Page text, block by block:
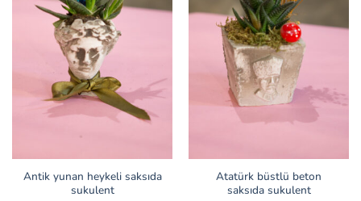
Antik yunan heykeli saksıda
sukulent
Atatürk büstlü beton
saksıda sukulent